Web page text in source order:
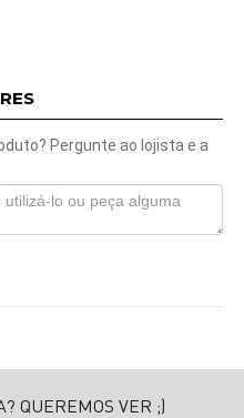
Pergunte ao lojista e a
QUEREMOS VER ;)